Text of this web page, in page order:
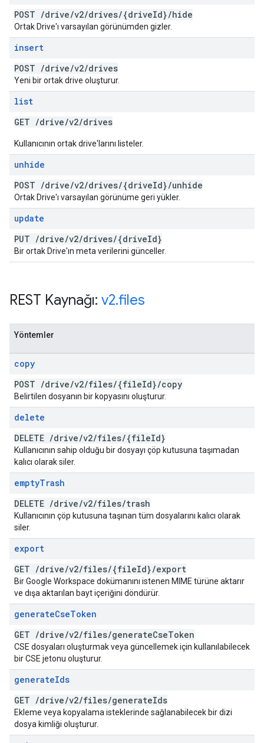
POST /drive/v2/drives/{driveId}/hide
Ortak Drive'ı varsayılan görünümden gizler.
insert
POST /drive/v2/drives
Yeni bir ortak drive oluşturur.
list
GET /drive/v2/drives
Kullanıcının ortak drive'larını listeler.
unhide
POST /drive/v2/drives/{driveId}/unhide
Ortak Drive'ı varsayılan görünüme geri yükler.
update
PUT /drive/v2/drives/{driveId}
Bir ortak Drive'ın meta verilerini günceller.
REST Kaynağı: v2.files
Yöntemler
copy
POST /drive/v2/files/{fileId}/copy
Belirtilen dosyanın bir kopyasını oluşturur.
delete
DELETE /drive/v2/files/{fileId}
Kullanıcının sahip olduğu bir dosyayı çöp kutusuna taşımadan
kalıcı olarak siler.
emptyTrash
DELETE /drive/v2/files/trash
Kullanıcının çöp kutusuna taşınan tüm dosyalarını kalıcı olarak
siler.
export
GET /drive/v2/files/{fileId}/export
Bir Google Workspace dokümanını istenen MIME türüne aktarır
ve dışa aktarılan bayt içeriğini döndürür.
generateCseToken
GET /drive/v2/files/generateCseToken
CSE dosyaları oluşturmak veya güncellemek için kullanılabilecek
bir CSE jetonu oluşturur.
generateIds
GET /drive/v2/files/generateIds
Ekleme veya kopyalama isteklerinde sağlanabilecek bir dizi
dosya kimliği oluşturur.